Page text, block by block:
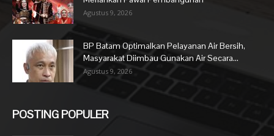
Agustus 9, 2026
BP Batam Optimalkan Pelayanan Air Bersih,
Masyarakat Diimbau Gunakan Air Secara...
Agustus 9, 2026
POSTING POPULER